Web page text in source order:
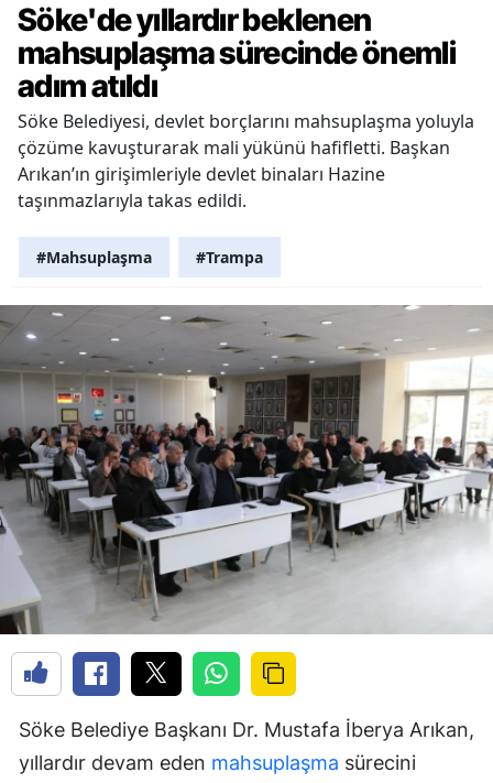
Söke'de yıllardır beklenen
mahsuplaşma sürecinde önemli
adım atıldı
Söke Belediyesi, devlet borçlarını mahsuplaşma yoluyla
çözüme kavuşturarak mali yükünü hafifletti. Başkan
Arıkan’ın girişimleriyle devlet binaları Hazine
taşınmazlarıyla takas edildi.
#Mahsuplaşma #Trampa
Söke Belediye Başkanı Dr. Mustafa İberya Arıkan,
yıllardır devam eden mahsuplaşma sürecini